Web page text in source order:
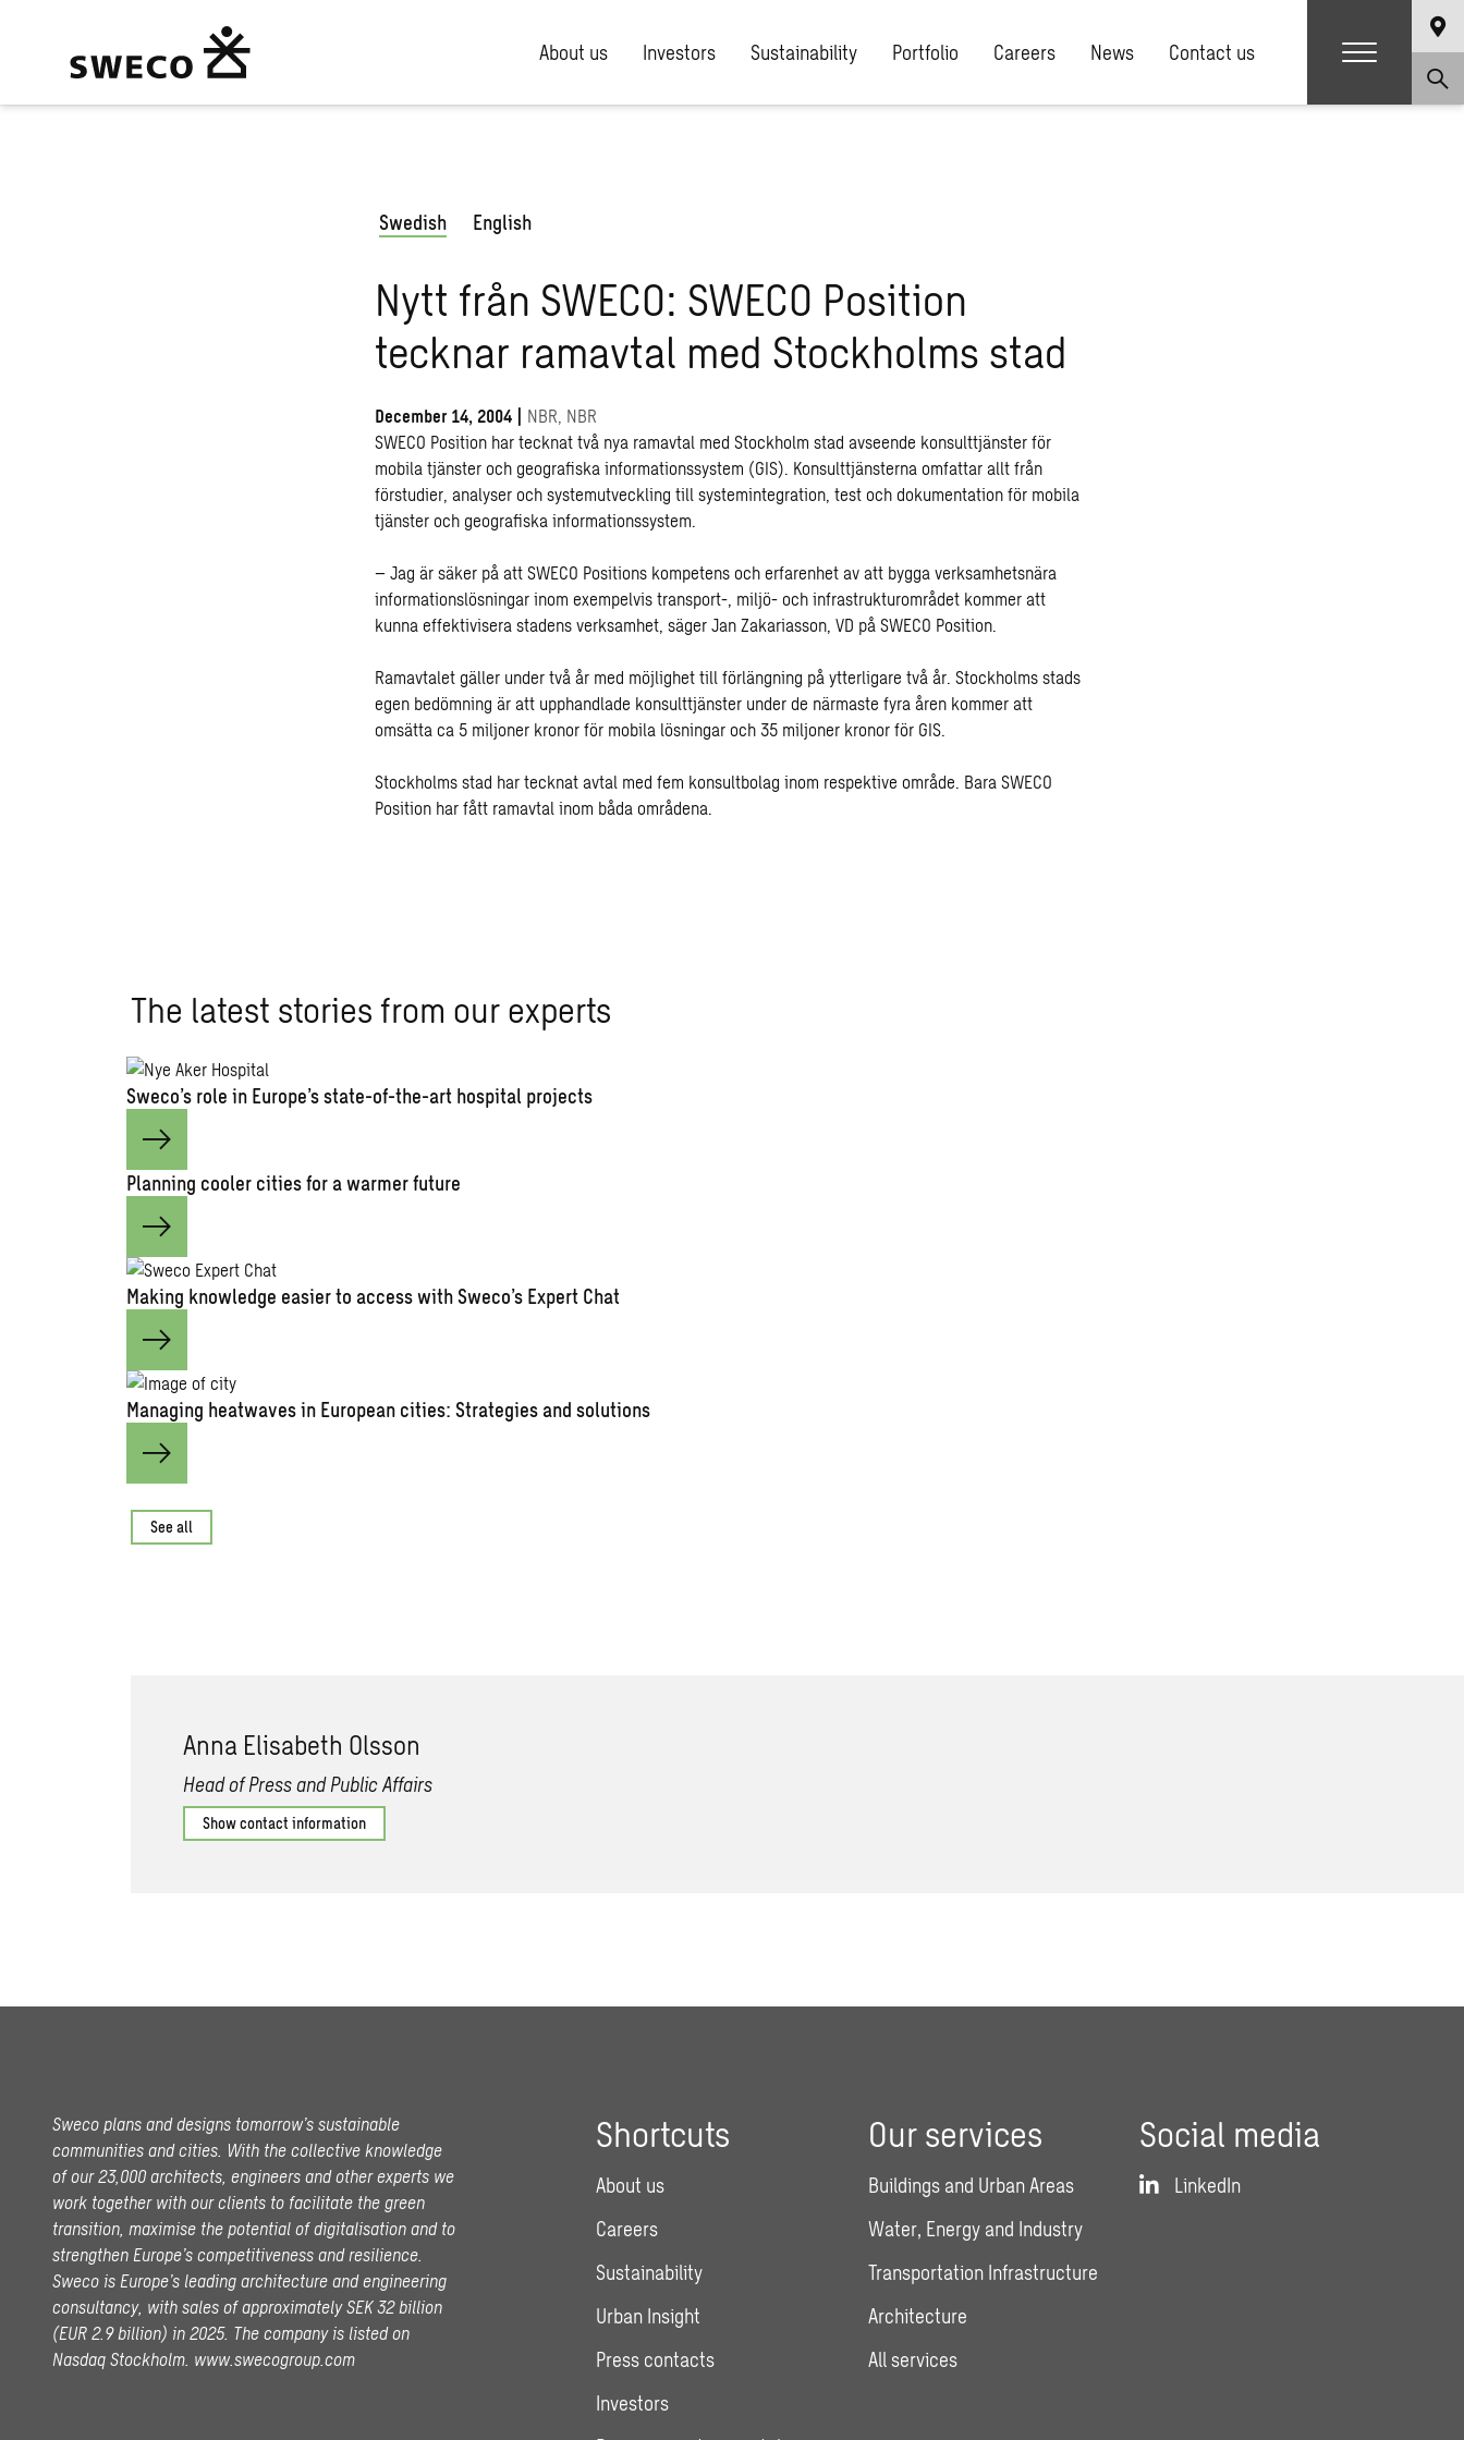
About us Investors Sustainability Portfolio Careers News Contact us
Swedish English
Nytt från SWECO: SWECO Position
tecknar ramavtal med Stockholms stad
December 14, 2004 | NBR, NBR
SWECO Position har tecknat två nya ramavtal med Stockholm stad avseende konsulttjänster för
mobila tjänster och geografiska informationssystem (GIS). Konsulttjänsterna omfattar allt från
förstudier, analyser och systemutveckling till systemintegration, test och dokumentation för mobila
tjänster och geografiska informationssystem.
– Jag är säker på att SWECO Positions kompetens och erfarenhet av att bygga verksamhetsnära
informationslösningar inom exempelvis transport-, miljö- och infrastrukturområdet kommer att
kunna effektivisera stadens verksamhet, säger Jan Zakariasson, VD på SWECO Position.
Ramavtalet gäller under två år med möjlighet till förlängning på ytterligare två år. Stockholms stads
egen bedömning är att upphandlade konsulttjänster under de närmaste fyra åren kommer att
omsätta ca 5 miljoner kronor för mobila lösningar och 35 miljoner kronor för GIS.
Stockholms stad har tecknat avtal med fem konsultbolag inom respektive område. Bara SWECO
Position har fått ramavtal inom båda områdena.
The latest stories from our experts
Sweco’s role in Europe’s state-of-the-art hospital projects
Planning cooler cities for a warmer future
Making knowledge easier to access with Sweco’s Expert Chat
Managing heatwaves in European cities: Strategies and solutions
See all
Anna Elisabeth Olsson
Head of Press and Public Affairs
Show contact information
Sweco plans and designs tomorrow’s sustainable
communities and cities. With the collective knowledge
of our 23,000 architects, engineers and other experts we
work together with our clients to facilitate the green
transition, maximise the potential of digitalisation and to
strengthen Europe’s competitiveness and resilience.
Sweco is Europe’s leading architecture and engineering
consultancy, with sales of approximately SEK 32 billion
(EUR 2.9 billion) in 2025. The company is listed on
Nasdaq Stockholm. www.swecogroup.com
Shortcuts
About us
Careers
Sustainability
Urban Insight
Press contacts
Investors
Our services
Buildings and Urban Areas
Water, Energy and Industry
Transportation Infrastructure
Architecture
All services
Social media
LinkedIn